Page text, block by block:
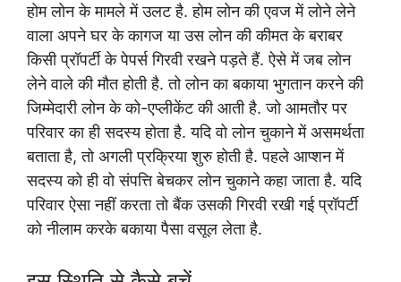
होम लोन के मामले में उलट है. होम लोन की एवज में लोने लेने
वाला अपने घर के कागज या उस लोन की कीमत के बराबर
किसी प्रॉपर्टी के पेपर्स गिरवी रखने पड़ते हैं. ऐसे में जब लोन
लेने वाले की मौत होती है. तो लोन का बकाया भुगतान करने की
जिम्मेदारी लोन के को-एप्लीकेंट की आती है. जो आमतौर पर
परिवार का ही सदस्य होता है. यदि वो लोन चुकाने में असमर्थता
बताता है, तो अगली प्रक्रिया शुरु होती है. पहले आप्शन में
सदस्य को ही वो संपत्ति बेचकर लोन चुकाने कहा जाता है. यदि
परिवार ऐसा नहीं करता तो बैंक उसकी गिरवी रखी गई प्रॉपर्टी
को नीलाम करके बकाया पैसा वसूल लेता है.